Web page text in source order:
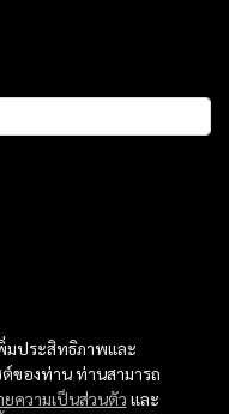
มประสิทธิภาพและ
ของท่าน ท่านสามารถ
ยความเป็นส่วนตัว และ